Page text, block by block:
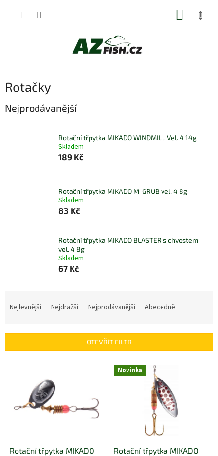
Rotačky
Nejprodávanější
Rotační třpytka MIKADO WINDMILL Vel. 4 14g
Skladem
189 Kč
Rotační třpytka MIKADO M-GRUB vel. 4 8g
Skladem
83 Kč
Rotační třpytka MIKADO BLASTER s chvostem
vel. 4 8g
Skladem
67 Kč
í
Nejlevnější Nejdražší Nejprodávanější Abecedně
OTEVŘÍT FILTR
Rotační třpytka MIKADO
Novinka
Rotační třpytka MIKADO